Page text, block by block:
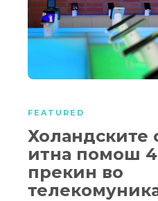
FEATURED
Холандските
итна помош 4
прекин во